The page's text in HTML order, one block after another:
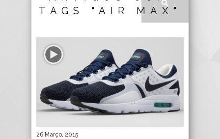
TAGS "AIR MAX"
26 Março, 2015